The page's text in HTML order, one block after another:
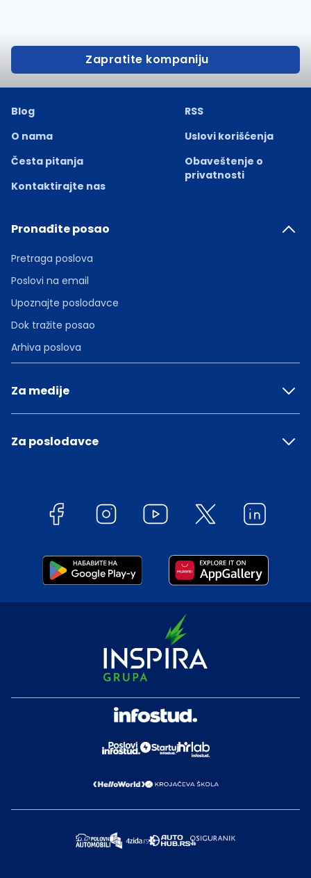
Zapratite kompaniju
Blog
O nama
Česta pitanja
Kontaktirajte nas
RSS
Uslovi korišćenja
Obaveštenje o
privatnosti
Pronađite posao
Pretraga poslova
Poslovi na email
Upoznajte poslodavce
Dok tražite posao
Arhiva poslova
Za medije
Za poslodavce